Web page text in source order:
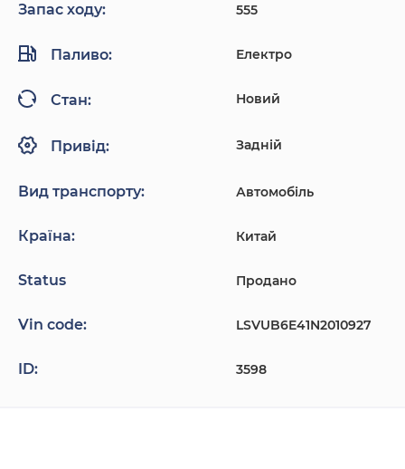
Запас ходу: 555
Паливо: Електро
Стан: Новий
Привід: Задній
Вид транспорту: Автомобіль
Країна: Китай
Status Продано
Vin code: LSVUB6E41N2010927
ID: 3598